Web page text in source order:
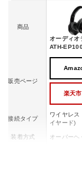
商品
オーディオ
ATH-
販売ページ
楽天
接続タイプ
ワイヤレス
イヤード)
装着方式 オーバーヘ